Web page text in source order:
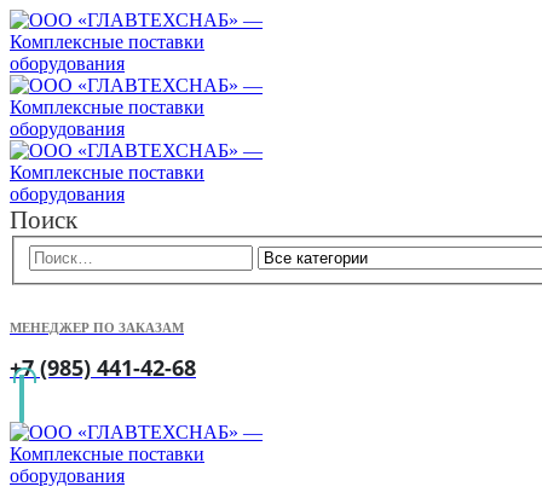
Поиск
МЕНЕДЖЕР ПО ЗАКАЗАМ
+7 (985) 441-42-68